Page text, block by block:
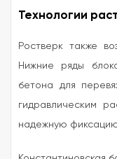
Технологии
Ростверк также
Нижние ряды
бетона для
гидравлическим
надежную